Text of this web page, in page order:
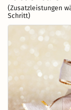
(Zusatzleistungen
Schritt)